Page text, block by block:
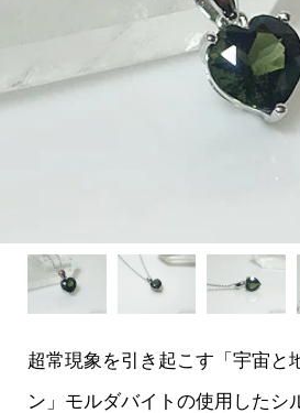
超常現象を引き起こす「宇宙と
ン」モルダバイトの使用したシ